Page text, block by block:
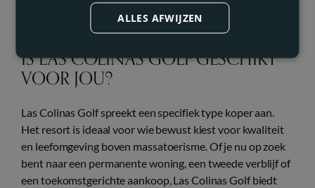
regelmatig verblijven.
IS LAS COLINAS GOLF GESCHIKT
VOOR JOU?
Las Colinas Golf spreekt een specifiek type koper aan.
Het resort is ideaal voor wie bewust kiest voor kwaliteit
en leefomgeving boven massatoerisme. Of je nu op zoek
bent naar een permanente woning, een tweede verblijf of
een toekomstgerichte aankoop, Las Colinas Golf biedt
ALLES AFWIJZEN